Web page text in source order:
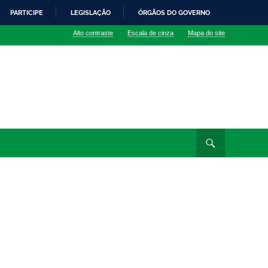
PARTICIPE LEGISLAÇÃO ÓRGÃOS DO GOVERNO
Alto contraste Escala de cinza Mapa do site